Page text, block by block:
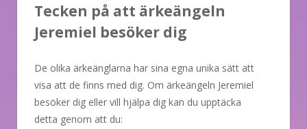
Tecken på att ärkeängeln
Jeremiel besöker dig
De olika ärkeänglarna har sina egna unika sätt att
visa att de finns med dig. Om ärkeängeln Jeremiel
besöker dig eller vill hjälpa dig kan du upptäcka
detta genom att du: